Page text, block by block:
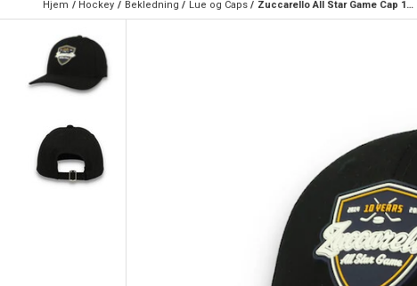
Hjem Hockey Bekledning Lue og Caps Zuccarello All Star Game Cap 10 år